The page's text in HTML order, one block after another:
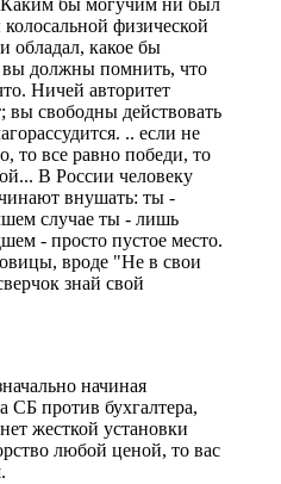
Каким бы могучим ни был
физической
обладал, какое бы
должны помнить, что
Ничей авторитет
вы свободны действовать
.. если не
то все равно победи, то
В России человеку
внушать: ты -
случае ты - лишь
- просто пустое место.
вроде "Не в свои
знай свой
начиная
СБ против бухгалтера,
жесткой установки
любой ценой, то вас